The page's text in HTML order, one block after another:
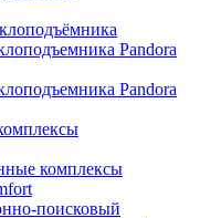
Pandora
Pandora
комплексы
поисковый